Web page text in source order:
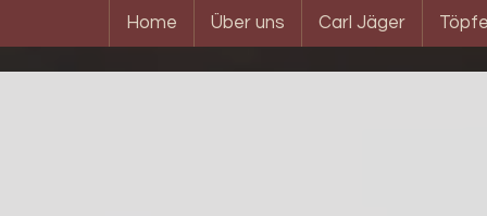
Home Über uns Carl Jäger